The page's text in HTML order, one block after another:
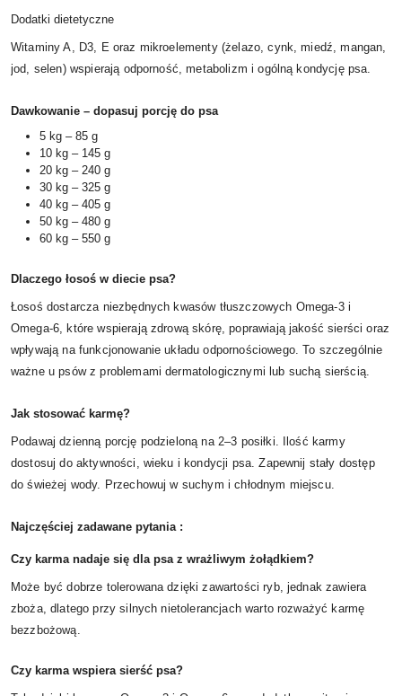
Dodatki dietetyczne
Witaminy A, D3, E oraz mikroelementy (żelazo, cynk, miedź, mangan,
jod, selen) wspierają odporność, metabolizm i ogólną kondycję psa.
Dawkowanie – dopasuj porcję do psa
5 kg – 85 g
10 kg – 145 g
20 kg – 240 g
30 kg – 325 g
40 kg – 405 g
50 kg – 480 g
60 kg – 550 g
Dlaczego łosoś w diecie psa?
Łosoś dostarcza niezbędnych kwasów tłuszczowych Omega-3 i
Omega-6, które wspierają zdrową skórę, poprawiają jakość sierści oraz
wpływają na funkcjonowanie układu odpornościowego. To szczególnie
ważne u psów z problemami dermatologicznymi lub suchą sierścią.
Jak stosować karmę?
Podawaj dzienną porcję podzieloną na 2–3 posiłki. Ilość karmy
dostosuj do aktywności, wieku i kondycji psa. Zapewnij stały dostęp
do świeżej wody. Przechowuj w suchym i chłodnym miejscu.
Najczęściej zadawane pytania :
Czy karma nadaje się dla psa z wrażliwym żołądkiem?
Może być dobrze tolerowana dzięki zawartości ryb, jednak zawiera
zboża, dlatego przy silnych nietolerancjach warto rozważyć karmę
bezzbożową.
Czy karma wspiera sierść psa?